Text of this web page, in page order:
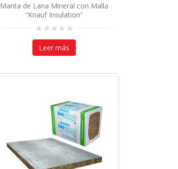
Manta de Lana Mineral con Malla
“Knauf Insulation”
0
outLeer más